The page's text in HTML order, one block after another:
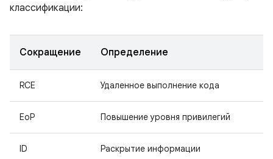
классификации:
Сокращение Определение
RCE Удаленное выполнение кода
EoP Повышение уровня привилегий
ID Раскрытие информации